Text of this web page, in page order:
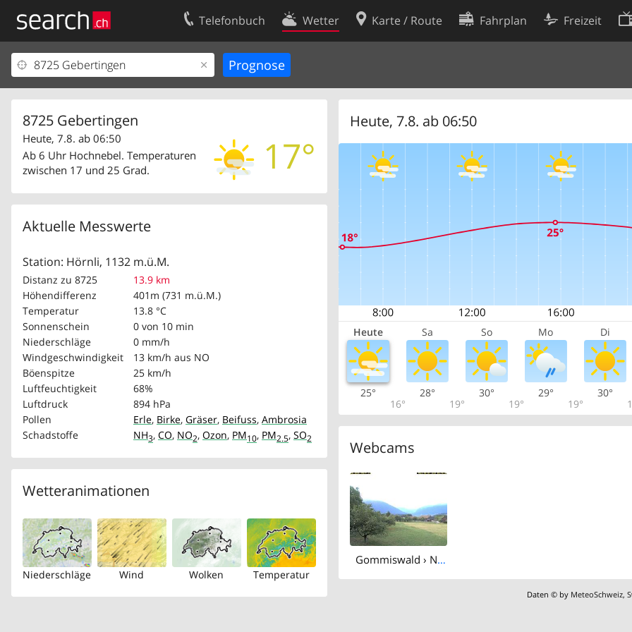
Telefonbuch Wetter Karte / Route Fahrplan Freizeit
8725 Gebertingen
17°
Heute, 7.8. ab 06:50
Ab 6 Uhr Hochnebel. Temperaturen
zwischen 17 und 25 Grad.
Aktuelle Messwerte
Station: Hörnli, 1132 m.ü.M.
Distanz zu 8725
13.9 km
Höhendifferenz
401m (731 m.ü.M.)
Temperatur
13.8 °C
Sonnenschein
0 von 10 min
Niederschläge
0 mm/h
Windgeschwindigkeit
13 km/h aus NO
Böenspitze
25 km/h
Luftfeuchtigkeit
68%
Luftdruck
894 hPa
Pollen
Erle, Birke, Gräser, Beifuss, Ambrosia
Schadstoffe
NH3, CO, NO2, Ozon, PM10, PM2.5, SO2
Wetteranimationen
Niederschläge Wind Wolken Temperatur
Heute, 7.8. ab 06:50
Heute Sa So Mo Di
25°
16°
28°
19°
30°
19°
29°
19°
30°
Webcams
Gommiswald › North: Tweralpspitz
Daten © by MeteoSchweiz,
Ihr Eintrag
Kundencenter Geschäftskunden
Kontakt
Nutzungsbedingungen
Cookie-Einstellungen